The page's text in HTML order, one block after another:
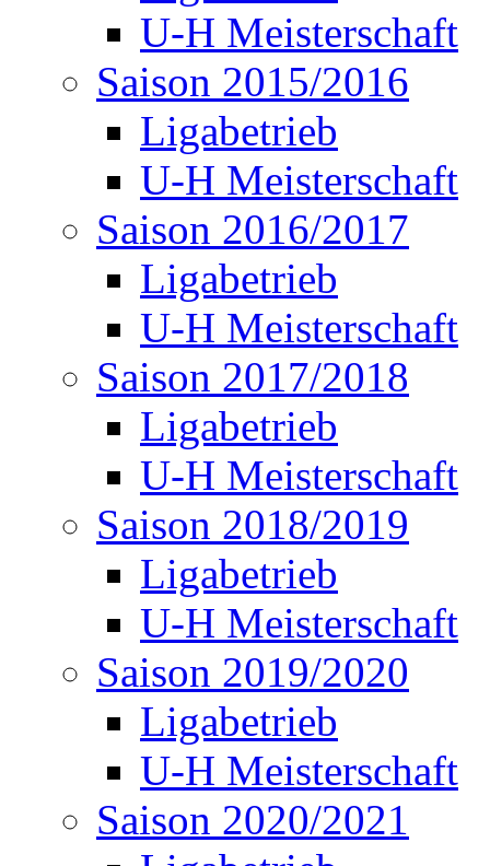
U-H Meisterschaft
Saison 2015/2016
Ligabetrieb
U-H Meisterschaft
Saison 2016/2017
Ligabetrieb
U-H Meisterschaft
Saison 2017/2018
Ligabetrieb
U-H Meisterschaft
Saison 2018/2019
Ligabetrieb
U-H Meisterschaft
Saison 2019/2020
Ligabetrieb
U-H Meisterschaft
Saison 2020/2021